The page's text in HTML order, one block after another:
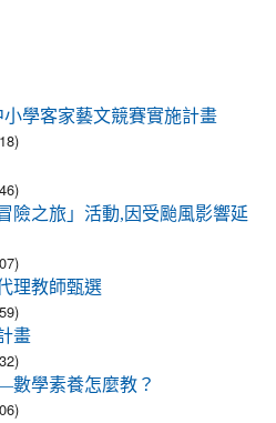
學客家藝文競賽實施計畫
險之旅」活動,因受颱風影響延
理教師甄選
畫
數學素養怎麼教？